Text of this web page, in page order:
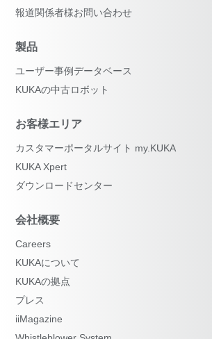
報道関係者様お問い合わせ
製品
ユーザー事例データベース
KUKAの中古ロボット
お客様エリア
カスタマーポータルサイト my.KUKA
KUKA Xpert
ダウンロードセンター
会社概要
Careers
KUKAについて
KUKAの拠点
プレス
iiMagazine